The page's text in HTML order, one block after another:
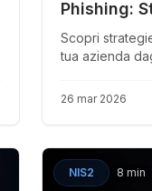
Phishing:
Scopri
tua azienda
dei dipendenti,
26 mar 2026
NIS2 8 min